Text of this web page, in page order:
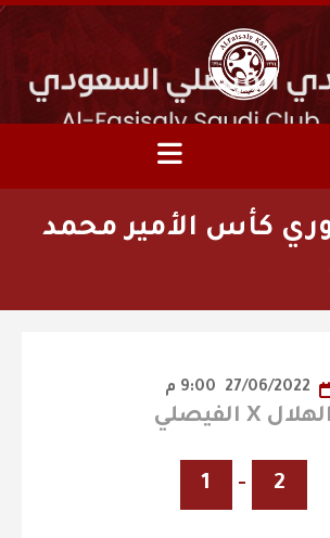
كأس الأمير محمد
الهلال X الفيصلي
2
-
1